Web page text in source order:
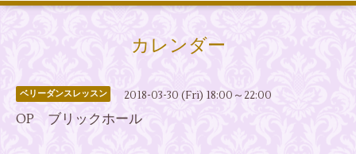
カレンダー
ベリーダンスレッスン 2018-03-30 (Fri) 18:00～22:00
OP ブリックホール